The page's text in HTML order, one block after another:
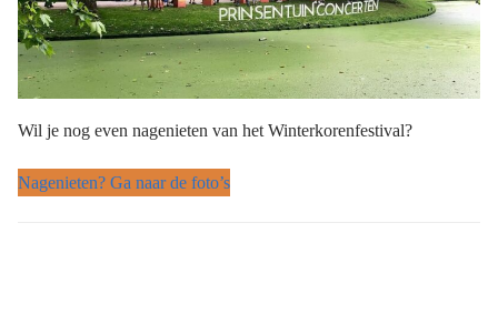
Wil je nog even nagenieten van het Winterkorenfestival?
Nagenieten? Ga naar de foto’s